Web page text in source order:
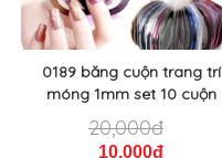
0189 băng cuộn trang trí
móng 1mm set 10 cuộn
20,000đ
10,000đ